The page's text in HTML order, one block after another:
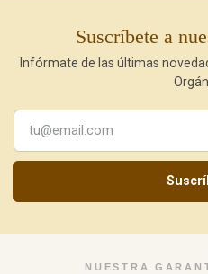
Suscríbete a
Infórmate de las últimas
NUESTRA